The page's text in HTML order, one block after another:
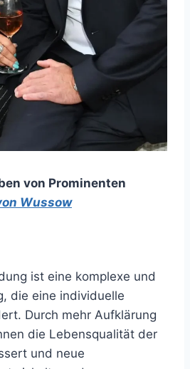
von Prominenten
Wussow
ist eine komplexe und
die eine individuelle
Durch mehr Aufklärung
die Lebensqualität der
und neue